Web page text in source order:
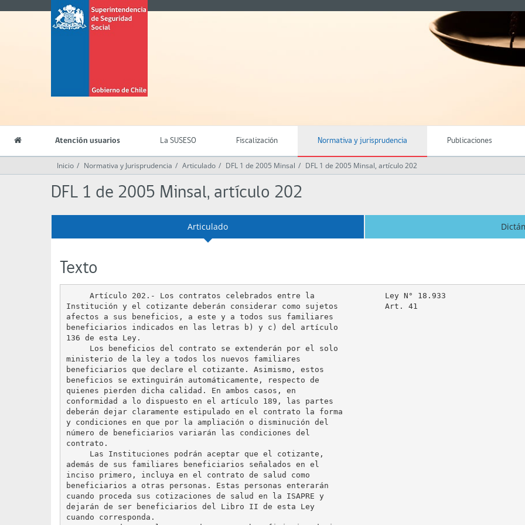
Superintendencia
de
Gobierno
de
Atención usuarios La SUSESO Fiscalización Normativa y jurisprudencia Publicaciones
Inicio Normativa y Jurisprudencia Articulado DFL 1 de 2005 Minsal DFL 1 de 2005 Minsal, artículo 202
DFL 1 de 2005 Minsal, artículo 202
Articulado
Texto
     Artículo 202.- Los contratos celebrados entre la               Ley N° 18.933
Institución y el cotizante deberán considerar como sujetos          Art. 41
afectos a sus beneficios, a este y a todos sus familiares
beneficiarios indicados en las letras b) y c) del artículo
136 de esta Ley.
     Los beneficios del contrato se extenderán por el solo
ministerio de la ley a todos los nuevos familiares
beneficiarios que declare el cotizante. Asimismo, estos
beneficios se extinguirán automáticamente, respecto de
quienes pierden dicha calidad. En ambos casos, en
conformidad a lo dispuesto en el artículo 189, las partes
deberán dejar claramente estipulado en el contrato la forma
y condiciones en que por la ampliación o disminución del
número de beneficiarios variarán las condiciones del
contrato.
     Las Instituciones podrán aceptar que el cotizante,
además de sus familiares beneficiarios señalados en el
inciso primero, incluya en el contrato de salud como
beneficiarios a otras personas. Estas personas enterarán
cuando proceda sus cotizaciones de salud en la ISAPRE y
dejarán de ser beneficiarios del Libro II de esta Ley
cuando corresponda.